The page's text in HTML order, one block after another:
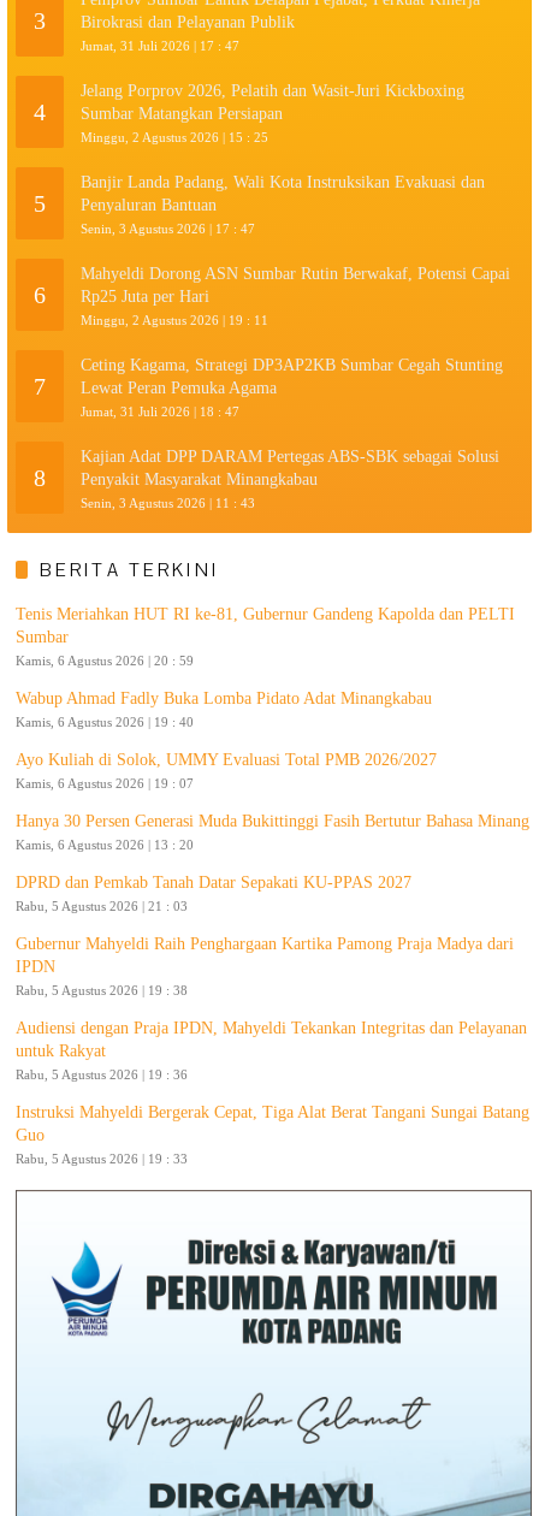
3
Birokrasi dan Pelayanan Publik
Jumat, 31 Juli 2026 | 17 : 47
4
Jelang Porprov 2026, Pelatih dan Wasit-Juri Kickboxing
Sumbar Matangkan Persiapan
Minggu, 2 Agustus 2026 | 15 : 25
5
Banjir Landa Padang, Wali Kota Instruksikan Evakuasi dan
Penyaluran Bantuan
Senin, 3 Agustus 2026 | 17 : 47
6
Mahyeldi Dorong ASN Sumbar Rutin Berwakaf, Potensi Capai
Rp25 Juta per Hari
Minggu, 2 Agustus 2026 | 19 : 11
7
Ceting Kagama, Strategi DP3AP2KB Sumbar Cegah Stunting
Lewat Peran Pemuka Agama
Jumat, 31 Juli 2026 | 18 : 47
8
Kajian Adat DPP DARAM Pertegas ABS-SBK sebagai Solusi
Penyakit Masyarakat Minangkabau
Senin, 3 Agustus 2026 | 11 : 43
BERITA TERKINI
Tenis Meriahkan HUT RI ke-81, Gubernur Gandeng Kapolda dan PELTI
Sumbar
Kamis, 6 Agustus 2026 | 20 : 59
Wabup Ahmad Fadly Buka Lomba Pidato Adat Minangkabau
Kamis, 6 Agustus 2026 | 19 : 40
Ayo Kuliah di Solok, UMMY Evaluasi Total PMB 2026/2027
Kamis, 6 Agustus 2026 | 19 : 07
Hanya 30 Persen Generasi Muda Bukittinggi Fasih Bertutur Bahasa Minang
Kamis, 6 Agustus 2026 | 13 : 20
DPRD dan Pemkab Tanah Datar Sepakati KU-PPAS 2027
Rabu, 5 Agustus 2026 | 21 : 03
Gubernur Mahyeldi Raih Penghargaan Kartika Pamong Praja Madya dari
IPDN
Rabu, 5 Agustus 2026 | 19 : 38
Audiensi dengan Praja IPDN, Mahyeldi Tekankan Integritas dan Pelayanan
untuk Rakyat
Rabu, 5 Agustus 2026 | 19 : 36
Instruksi Mahyeldi Bergerak Cepat, Tiga Alat Berat Tangani Sungai Batang
Guo
Rabu, 5 Agustus 2026 | 19 : 33